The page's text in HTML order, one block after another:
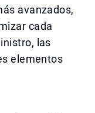
avanzados,
cada
las
elementos